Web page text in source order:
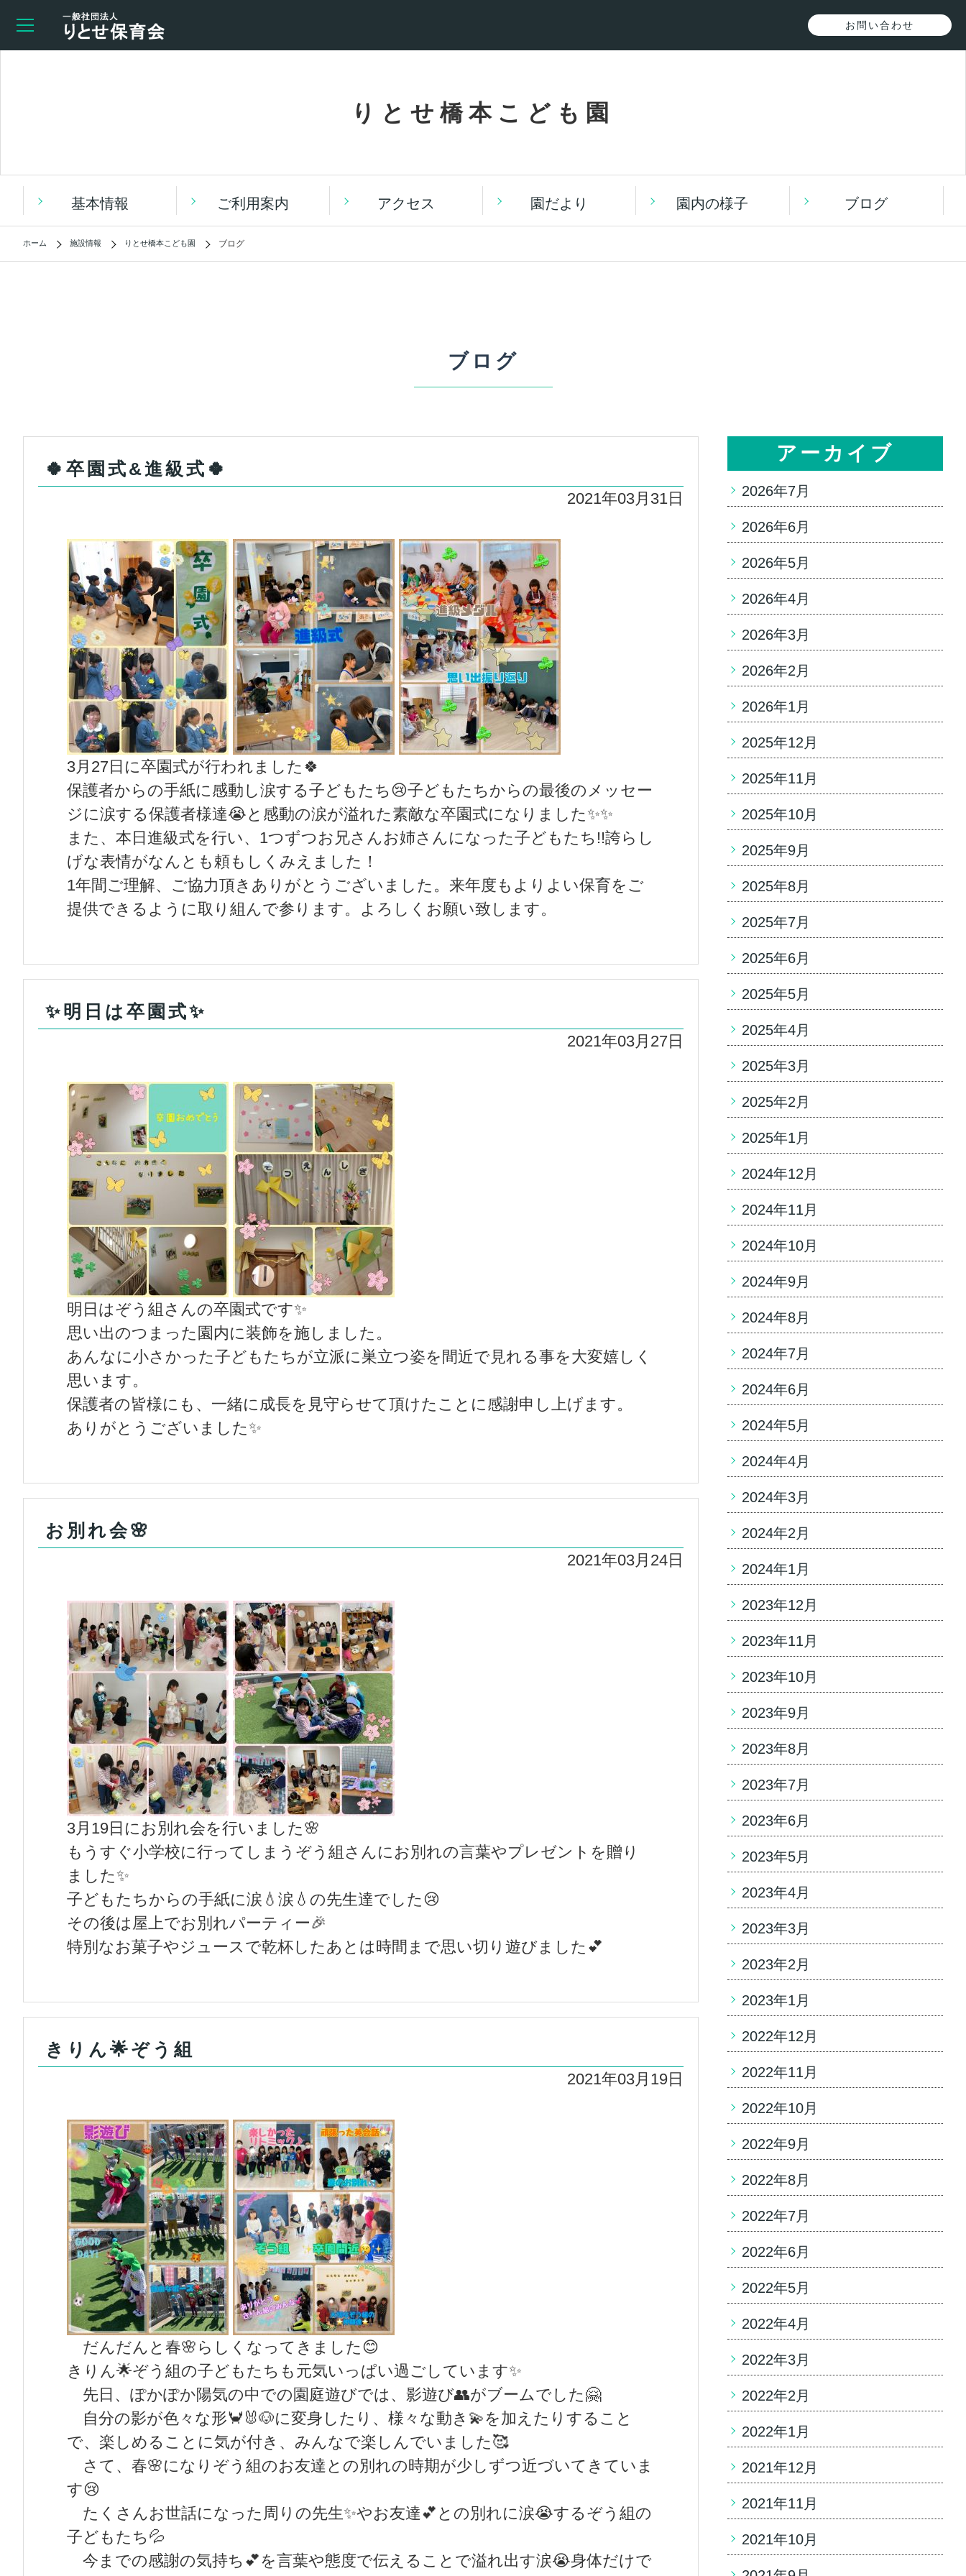
お問い合わせ
りとせ橋本こども園
基本情報 ご利用案内 アクセス 園だより 園内の様子 ブログ
ホーム 施設情報 りとせ橋本こども園 ブログ
ブログ
🍀卒園式&進級式🍀
2021年03月31日
3月27日に卒園式が行われました🍀
保護者からの手紙に感動し涙する子どもたち😢子どもたちからの最後のメッセー
ジに涙する保護者様達😭と感動の涙が溢れた素敵な卒園式になりました✨✨
また、本日進級式を行い、1つずつお兄さんお姉さんになった子どもたち!!誇らし
げな表情がなんとも頼もしくみえました！
1年間ご理解、ご協力頂きありがとうございました。来年度もよりよい保育をご
提供できるように取り組んで参ります。よろしくお願い致します。
✨明日は卒園式✨
2021年03月27日
明日はぞう組さんの卒園式です✨
思い出のつまった園内に装飾を施しました。
あんなに小さかった子どもたちが立派に巣立つ姿を間近で見れる事を大変嬉しく
思います。
保護者の皆様にも、一緒に成長を見守らせて頂けたことに感謝申し上げます。
ありがとうございました✨
お別れ会🌸
2021年03月24日
3月19日にお別れ会を行いました🌸
もうすぐ小学校に行ってしまうぞう組さんにお別れの言葉やプレゼントを贈り
ました✨
子どもたちからの手紙に涙💧涙💧の先生達でした😢
その後は屋上でお別れパーティー🎉
特別なお菓子やジュースで乾杯したあとは時間まで思い切り遊びました💕
きりん🌟ぞう組
2021年03月19日
だんだんと春🌸らしくなってきました😊
きりん🌟ぞう組の子どもたちも元気いっぱい過ごしています✨
先日、ぽかぽか陽気の中での園庭遊びでは、影遊び👥がブームでした🤗
自分の影が色々な形🦀🐰🐶に変身したり、様々な動き💫を加えたりすること
で、楽しめることに気が付き、みんなで楽しんでいました🥰
さて、春🌸になりぞう組のお友達との別れの時期が少しずつ近づいてきていま
す😢
たくさんお世話になった周りの先生✨やお友達💕との別れに涙😭するぞう組の
子どもたち💦
今までの感謝の気持ち💕を言葉や態度で伝えることで溢れ出す涙😭身体だけで
アーカイブ
2026年7月
2026年6月
2026年5月
2026年4月
2026年3月
2026年2月
2026年1月
2025年12月
2025年11月
2025年10月
2025年9月
2025年8月
2025年7月
2025年6月
2025年5月
2025年4月
2025年3月
2025年2月
2025年1月
2024年12月
2024年11月
2024年10月
2024年9月
2024年8月
2024年7月
2024年6月
2024年5月
2024年4月
2024年3月
2024年2月
2024年1月
2023年12月
2023年11月
2023年10月
2023年9月
2023年8月
2023年7月
2023年6月
2023年5月
2023年4月
2023年3月
2023年2月
2023年1月
2022年12月
2022年11月
2022年10月
2022年9月
2022年8月
2022年7月
2022年6月
2022年5月
2022年4月
2022年3月
2022年2月
2022年1月
2021年12月
2021年11月
2021年10月